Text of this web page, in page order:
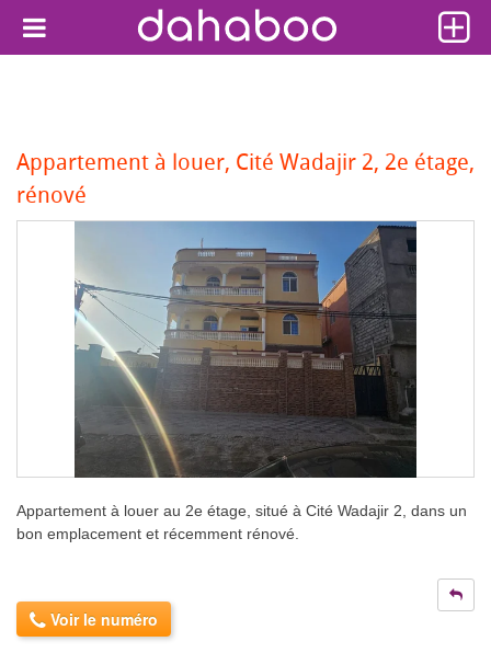
Appartement à louer, Cité Wadajir 2, 2e étage,
rénové
Appartement à louer au 2e étage, situé à Cité Wadajir 2, dans un
bon emplacement et récemment rénové.
Voir le numéro